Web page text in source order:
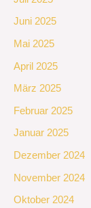
Juni 2025
Mai 2025
April 2025
März 2025
Februar 2025
Januar 2025
Dezember 2024
November 2024
Oktober 2024